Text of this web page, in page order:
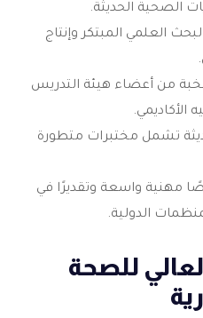
الصحية الحديثة.
العلمي المبتكر وإنتاج
من أعضاء هيئة التدريس
الأكاديمي.
تشمل مختبرات متطورة
مهنية واسعة وتقديرًا في
الدولية.
للصحة